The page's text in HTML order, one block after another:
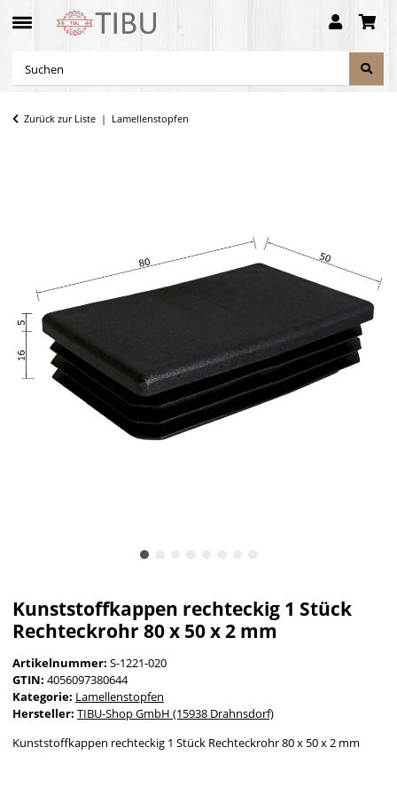
Zurück zur Liste Lamellenstopfen
Kunststoffkappen rechteckig 1 Stück
Rechteckrohr 80 x 50 x 2 mm
Artikelnummer: S-1221-020
GTIN: 4056097380644
Kategorie: Lamellenstopfen
Hersteller: TIBU-Shop GmbH (15938 Drahnsdorf)
Kunststoffkappen rechteckig 1 Stück Rechteckrohr 80 x 50 x 2 mm